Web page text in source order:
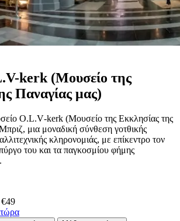
kerk (Μουσείο της
Παναγίας μας)
O.L.V‑kerk (Μουσείο της Εκκλησίας της
μια μοναδική σύνθεση γοτθικής
κληρονομιάς, με επίκεντρο τον
του και τα παγκοσμίου φήμης